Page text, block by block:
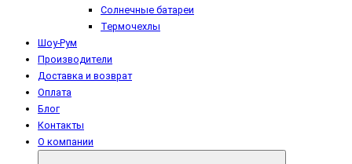
Солнечные батареи
Термочехлы
Шоу-Рум
Производители
Доставка и возврат
Оплата
Блог
Контакты
О компании